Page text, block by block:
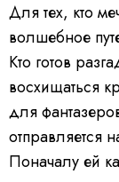
Для тех, кто
волшебное
Кто готов
восхищаться
для
отправляется
Поначалу ей